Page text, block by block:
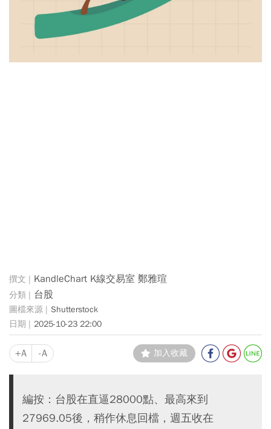
KandleChart K線交易室 鄭雅瑄
台股
Shutterstock
2025-10-23 22:00
+A -A 加入收藏
編按：台股在直逼28000點、最高來到
27969.05後，稍作休息回檔，週五收在